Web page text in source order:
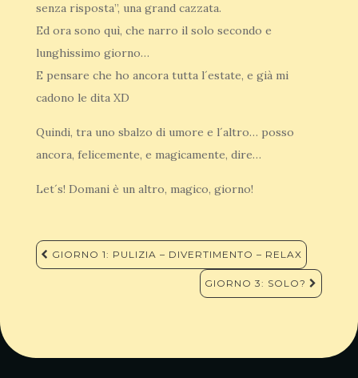
senza risposta”, una grand cazzata.
Ed ora sono quì, che narro il solo secondo e
lunghissimo giorno…
E pensare che ho ancora tutta l´estate, e già mi
cadono le dita XD
Quindi, tra uno sbalzo di umore e l´altro… posso
ancora, felicemente, e magicamente, dire…
Let´s! Domani è un altro, magico, giorno!
Navigazione
articoli
GIORNO 1: PULIZIA – DIVERTIMENTO – RELAX
GIORNO 3: SOLO?